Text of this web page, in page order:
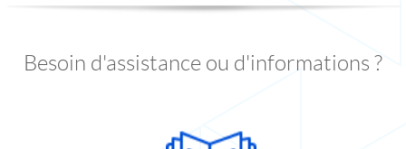
Besoin d'assistance ou d'informations ?